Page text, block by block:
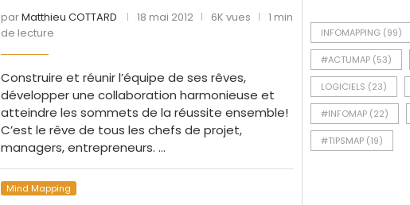
parMatthieu COTTARD 18 mai 2012 6K vues
1 min
de lecture
Construire et réunir l’équipe de ses rêves,
développer une collaboration harmonieuse et
atteindre les sommets de la réussite ensemble!
C’est le rêve de tous les chefs de projet,
managers, entrepreneurs. …
Mind Mapping
INFOMAPPING (99)
#ACTUMAP (53)
LOGICIELS (23)
#INFOMAP (22)
#TIPSMAP (19)